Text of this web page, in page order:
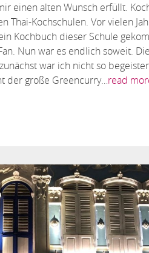
einen alten Wunsch erfüllt.
Thai-Kochschulen. Vor vielen
Kochbuch dieser Schule
Nun war es endlich soweit.
war ich nicht so
der große Greencurry…read